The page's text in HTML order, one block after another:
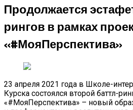
Продолжается
рингов в рамках
«#МояПерспектива»
23 апреля 2021 года в Школе-
Курска состоялся второй баттл-
«#МояПерспектива» – новый